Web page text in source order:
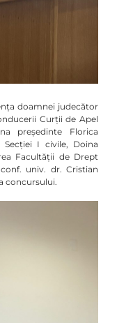
doamnei judecător
Curții de Apel
președinte Florica
I civile, Doina
Facultății de Drept
univ. dr. Cristian
concursului.